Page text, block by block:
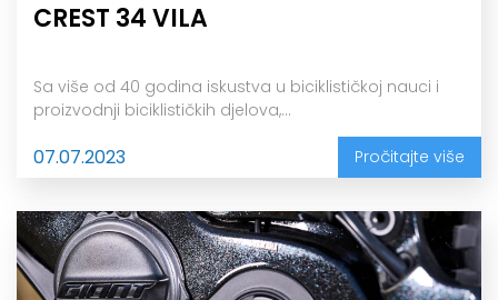
CREST 34 VILA
Sa više od 40 godina iskustva u biciklističkoj nauci i
proizvodnji biciklističkih djelova,...
07.07.2023 Pročitajte više